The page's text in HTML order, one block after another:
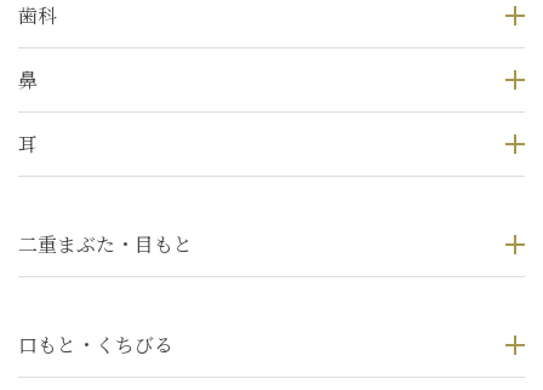
歯科
鼻
耳
二重まぶた・目もと
口もと・くちびる